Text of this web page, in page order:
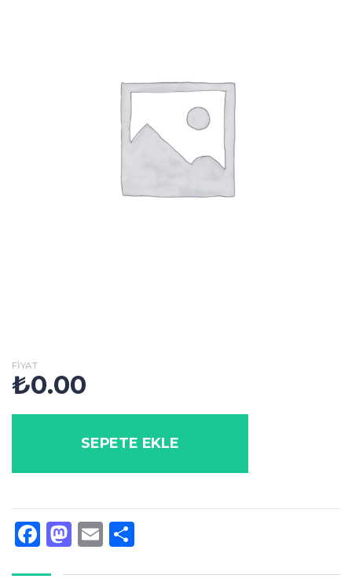
FIYAT
₺0.00
SEPETE EKLE
Facebook
Mastodon
Email